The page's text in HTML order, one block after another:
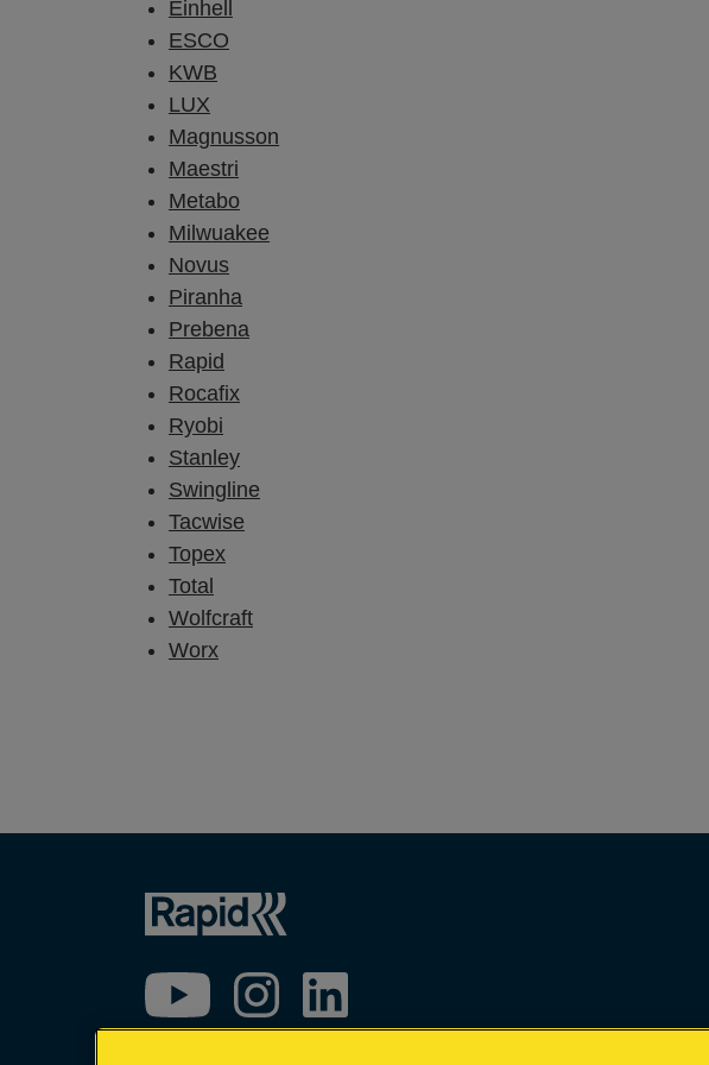
Einhell
ESCO
KWB
LUX
Magnusson
Maestri
Metabo
Milwuakee
Novus
Piranha
Prebena
Rapid
Rocafix
Ryobi
Stanley
Swingline
Tacwise
Topex
Total
Wolfcraft
Worx